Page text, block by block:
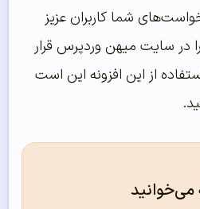
شما کاربران عزیز
در سایت میهن وردپرس قرار
از این افزونه این است
می‌خوانید